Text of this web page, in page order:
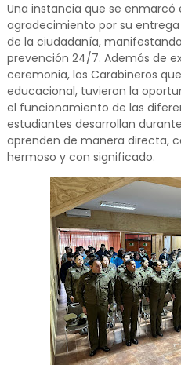
Una instancia que se enmarcó
agradecimiento por su
de la ciudadanía,
prevención 24/7. Además de
ceremonia, los Carabineros
educacional, tuvieron la
el funcionamiento de las
estudiantes desarrollan
aprenden de manera directa,
hermoso y con significado.